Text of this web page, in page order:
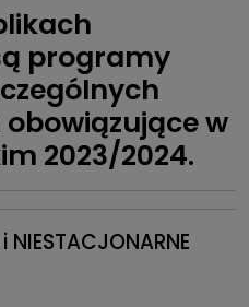
programy
w
2023/2024.
NIESTACJONARNE